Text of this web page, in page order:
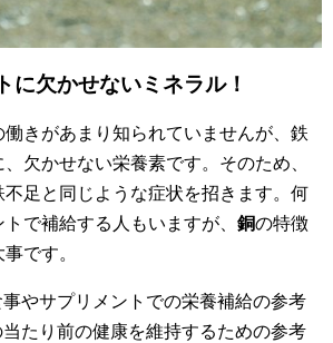
に欠かせないミネラル！
きがあまり知られていませんが、鉄
欠かせない栄養素です。そのため、
足と同じような症状を招きます。何
で補給する人もいますが、 銅の特徴
です。
やサプリメントでの栄養補給の参考
たり前の健康を維持するための参考